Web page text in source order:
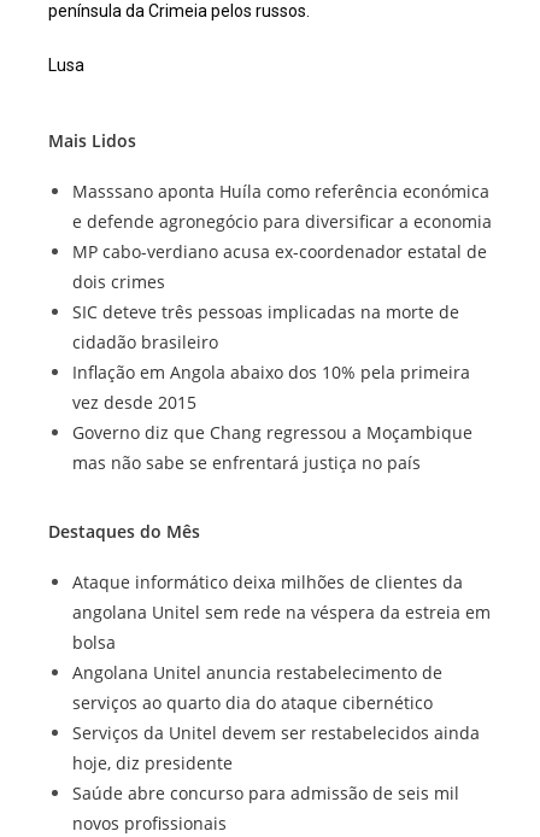
península da Crimeia pelos russos.
Lusa
Mais Lidos
Masssano aponta Huíla como referência económica
e defende agronegócio para diversificar a economia
MP cabo-verdiano acusa ex-coordenador estatal de
dois crimes
SIC deteve três pessoas implicadas na morte de
cidadão brasileiro
Inflação em Angola abaixo dos 10% pela primeira
vez desde 2015
Governo diz que Chang regressou a Moçambique
mas não sabe se enfrentará justiça no país
Destaques do Mês
Ataque informático deixa milhões de clientes da
angolana Unitel sem rede na véspera da estreia em
bolsa
Angolana Unitel anuncia restabelecimento de
serviços ao quarto dia do ataque cibernético
Serviços da Unitel devem ser restabelecidos ainda
hoje, diz presidente
Saúde abre concurso para admissão de seis mil
novos profissionais